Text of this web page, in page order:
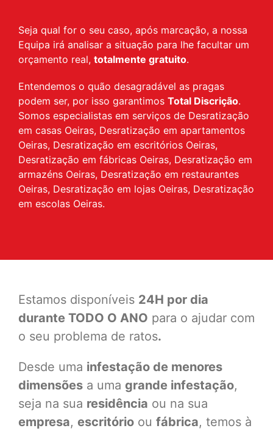
Seja qual for o seu caso, após marcação, a nossa
Equipa irá analisar a situação para lhe facultar um
orçamento real, totalmente gratuito.
Entendemos o quão desagradável as pragas
podem ser, por isso garantimos Total Discrição.
Somos especialistas em serviços de Desratização
em casas Oeiras, Desratização em apartamentos
Oeiras, Desratização em escritórios Oeiras,
Desratização em fábricas Oeiras, Desratização em
armazéns Oeiras, Desratização em restaurantes
Oeiras, Desratização em lojas Oeiras, Desratização
em escolas Oeiras.
Estamos disponíveis 24H por dia
durante TODO O ANO para o ajudar com
o seu problema de ratos.
Desde uma infestação de menores
dimensões a uma grande infestação,
seja na sua residência ou na sua
empresa, escritório ou fábrica, temos à